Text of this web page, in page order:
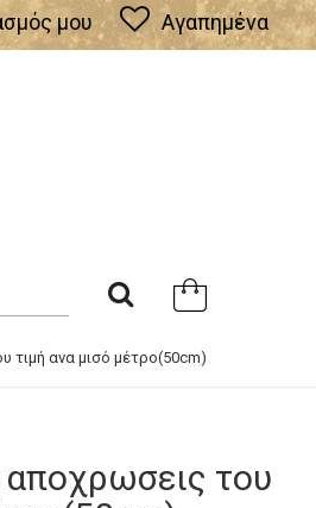
μου Αγαπημένα
τιμή ανα μισό μέτρο(50cm)
του